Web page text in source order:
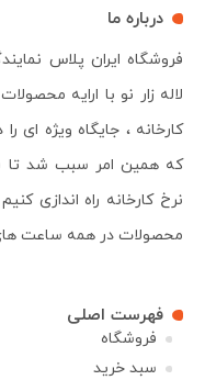
درباره ما
فروشگاه ایران پلاس
لاله زار نو با ارایه
کارخانه ، جایگاه ویژه ای
که همین امر سبب شد تا
نرخ کارخانه راه اندازی
محصولات در همه ساعت های
فهرست اصلی
فروشگاه
سبد خرید